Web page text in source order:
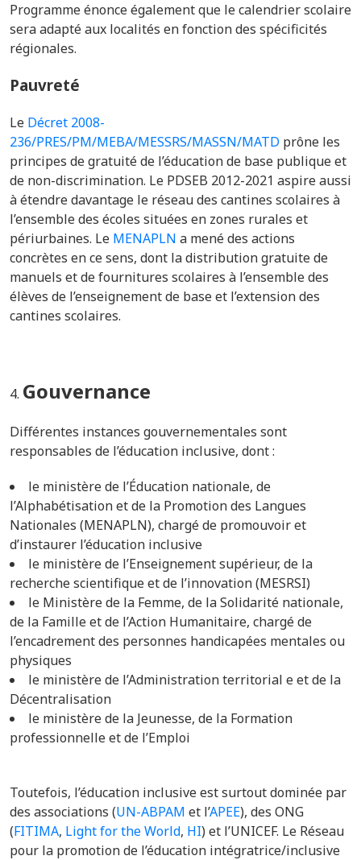
Programme énonce également que le calendrier scolaire
sera adapté aux localités en fonction des spécificités
régionales.
Pauvreté
Le Décret 2008-
236/PRES/PM/MEBA/MESSRS/MASSN/MATD prône les
principes de gratuité de l’éducation de base publique et
de non-discrimination. Le PDSEB 2012-2021 aspire aussi
à étendre davantage le réseau des cantines scolaires à
l’ensemble des écoles situées en zones rurales et
périurbaines. Le MENAPLN a mené des actions
concrètes en ce sens, dont la distribution gratuite de
manuels et de fournitures scolaires à l’ensemble des
élèves de l’enseignement de base et l’extension des
cantines scolaires.
Gouvernance
Différentes instances gouvernementales sont
responsables de l’éducation inclusive, dont :
le ministère de l’Éducation nationale, de
l’Alphabétisation et de la Promotion des Langues
Nationales (MENAPLN), chargé de promouvoir et
d’instaurer l’éducation inclusive
le ministèrede l’Enseignement supérieur, de la
recherche scientifique et de l’innovation (MESRSI)
le Ministère de la Femme, de la Solidarité nationale,
de la Famille et de l’Action Humanitaire, chargé de
l’encadrement des personnes handicapées mentales ou
physiques
le ministère de l’Administration territorial e et de la
Décentralisation
le ministère de la Jeunesse, de la Formation
professionnelle et de l’Emploi
Toutefois, l’éducation inclusive est surtout dominée par
des associations (UN-ABPAM et l’APEE), des ONG
(FITIMA, Light for the World, HI) et l’UNICEF. Le Réseau
pour la promotion de l’éducation intégratrice/inclusive